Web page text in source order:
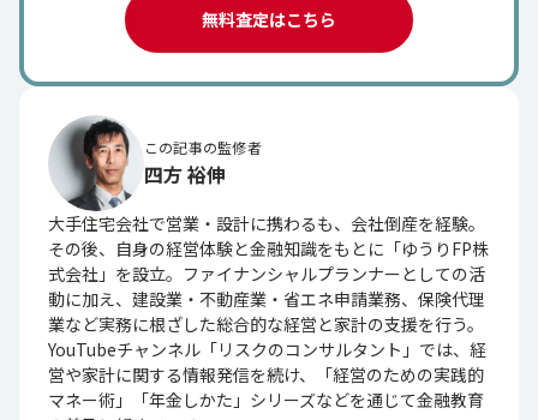
無料査定はこちら
この記事の監修者
四方 裕伸
大手住宅会社で営業・設計に携わるも、会社倒産を経験。
その後、自身の経営体験と金融知識をもとに「ゆうりFP株
式会社」を設立。ファイナンシャルプランナーとしての活
動に加え、建設業・不動産業・省エネ申請業務、保険代理
業など実務に根ざした総合的な経営と家計の支援を行う。
YouTubeチャンネル「リスクのコンサルタント」では、経
営や家計に関する情報発信を続け、「経営のための実践的
マネー術」「年金しかた」シリーズなどを通じて金融教育